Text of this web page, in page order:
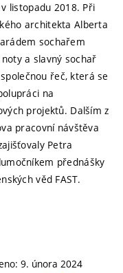
listopadu 2018. Při
architekta Alberta
sochařem
noty a slavný sochař
řeč, která se
na
projektů. Dalším z
pracovní návštěva
Petra
přednášky
věd FAST.
9. února 2024